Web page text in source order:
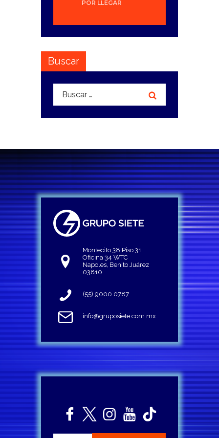
POR LLEGAR
Buscar
Buscar:
Montecito 38 Piso 31
Oficina 34 WTC
Napoles, Benito Juárez
03810
(55) 9000 0787
info@gruposiete.com.mx